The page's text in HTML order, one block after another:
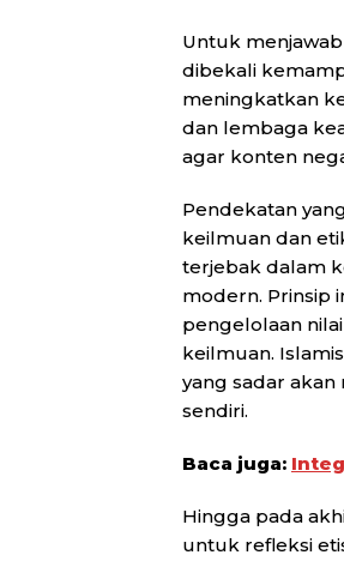
Untuk
dibekali
meningkatkan
dan lembaga
agar konten
Pendekatan
keilmuan dan
terjebak dalam
modern. Prinsip
pengelolaan
keilmuan.
yang sadar
sendiri.
Baca juga:
Hingga pada
untuk refleksi